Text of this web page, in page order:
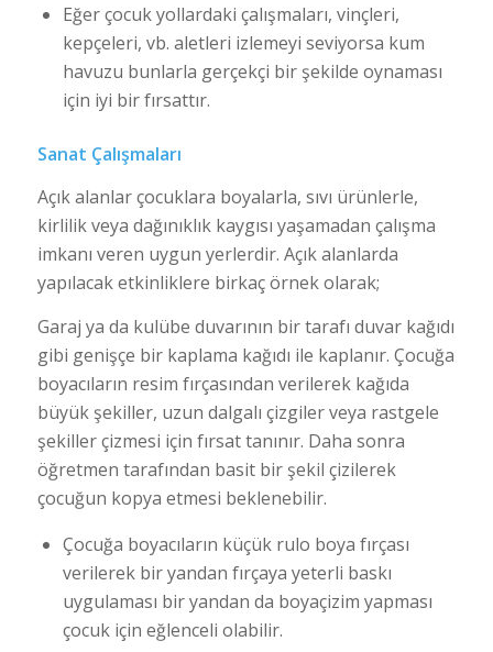
Eğer çocuk yollardaki çalışmaları, vinçleri,
kepçeleri, vb. aletleri izlemeyi seviyorsa kum
havuzu bunlarla gerçekçi bir şekilde oynaması
için iyi bir fırsattır.
Sanat Çalışmaları
Açık alanlar çocuklara boyalarla, sıvı ürünlerle,
kirlilik veya dağınıklık kaygısı yaşamadan çalışma
imkanı veren uygun yerlerdir. Açık alanlarda
yapılacak etkinliklere birkaç örnek olarak;
Garaj ya da kulübe duvarının bir tarafı duvar kağıdı
gibi genişçe bir kaplama kağıdı ile kaplanır. Çocuğa
boyacıların resim fırçasından verilerek kağıda
büyük şekiller, uzun dalgalı çizgiler veya rastgele
şekiller çizmesi için fırsat tanınır. Daha sonra
öğretmen tarafından basit bir şekil çizilerek
çocuğun kopya etmesi beklenebilir.
Çocuğa boyacıların küçük rulo boya fırçası
verilerek bir yandan fırçaya yeterli baskı
uygulaması bir yandan da boyaçizim yapması
çocuk için eğlenceli olabilir.